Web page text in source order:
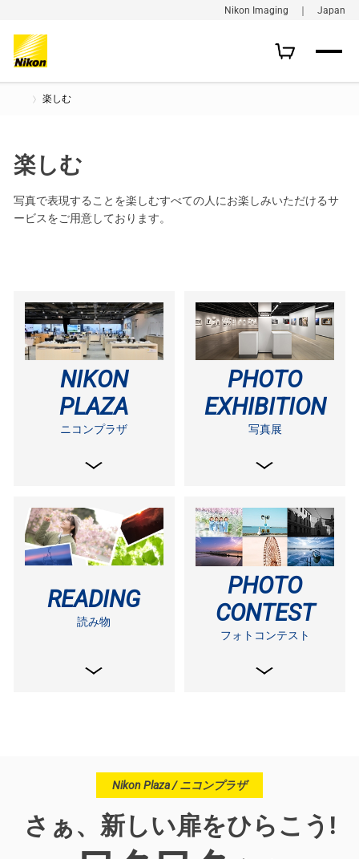
Nikon Imaging ｜ Japan
楽しむ
楽しむ
写真で表現することを楽しむすべての人にお楽しみいただけるサ
ービスをご用意しております。
NIKON
PLAZA
ニコンプラザ
PHOTO
EXHIBITION
写真展
READING
読み物
PHOTO
CONTEST
フォトコンテスト
Nikon Plaza / ニコンプラザ
さぁ、新しい扉をひらこう!